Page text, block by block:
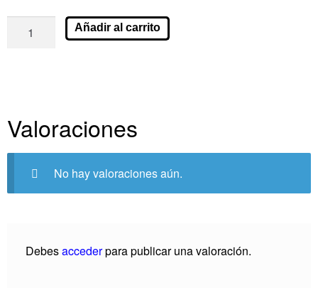
Añadir al carrito
Valoraciones
No hay valoraciones aún.
Debesaccederpara publicar una valoración.